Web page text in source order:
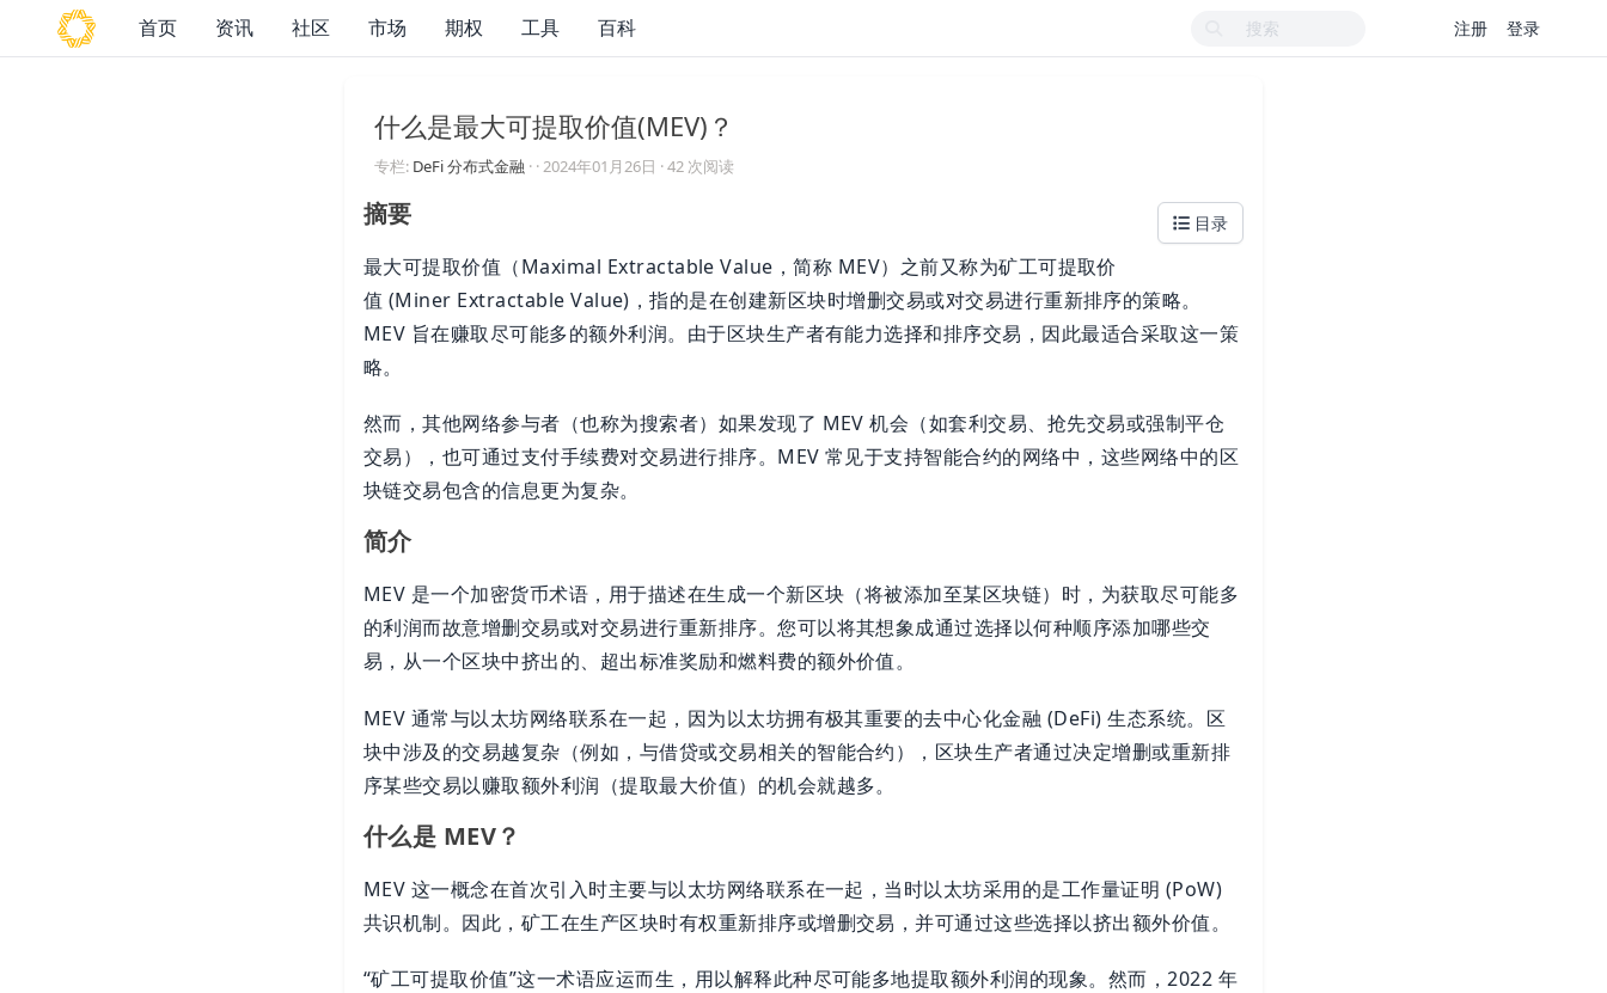
首页 资讯 社区 市场 期权 工具 百科 注册 登录
什么是最大可提取价值(MEV)？
专栏: DeFi 分布式金融 · ·2024年01月26日 · 42 次阅读
目录
摘要
最大可提取价值（Maximal Extractable Value，简称 MEV）之前又称为矿工可提取价
值 (Miner Extractable Value)，指的是在创建新区块时增删交易或对交易进行重新排序的策略。
MEV 旨在赚取尽可能多的额外利润。由于区块生产者有能力选择和排序交易，因此最适合采取这一策
略。
然而，其他网络参与者（也称为搜索者）如果发现了 MEV 机会（如套利交易、抢先交易或强制平仓
交易），也可通过支付手续费对交易进行排序。MEV 常见于支持智能合约的网络中，这些网络中的区
块链交易包含的信息更为复杂。
简介
MEV 是一个加密货币术语，用于描述在生成一个新区块（将被添加至某区块链）时，为获取尽可能多
的利润而故意增删交易或对交易进行重新排序。您可以将其想象成通过选择以何种顺序添加哪些交
易，从一个区块中挤出的、超出标准奖励和燃料费的额外价值。
MEV 通常与以太坊网络联系在一起，因为以太坊拥有极其重要的去中心化金融 (DeFi) 生态系统。区
块中涉及的交易越复杂（例如，与借贷或交易相关的智能合约），区块生产者通过决定增删或重新排
序某些交易以赚取额外利润（提取最大价值）的机会就越多。
什么是 MEV？
MEV 这一概念在首次引入时主要与以太坊网络联系在一起，当时以太坊采用的是工作量证明 (PoW)
共识机制。因此，矿工在生产区块时有权重新排序或增删交易，并可通过这些选择以挤出额外价值。
“矿工可提取价值”这一术语应运而生，用以解释此种尽可能多地提取额外利润的现象。然而，2022 年